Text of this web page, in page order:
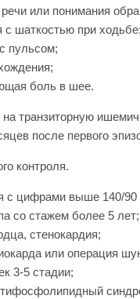
или понимания
с шаткостью при
пульсом;
боль в шее.
транзиторную
после первого
контроля.
с цифрами выше 140/90
со стажем более 5 лет;
стенокардия;
или операция
3-5 стадии;